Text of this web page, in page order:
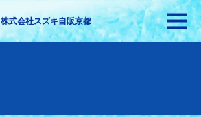
株式会社スズキ自販京都